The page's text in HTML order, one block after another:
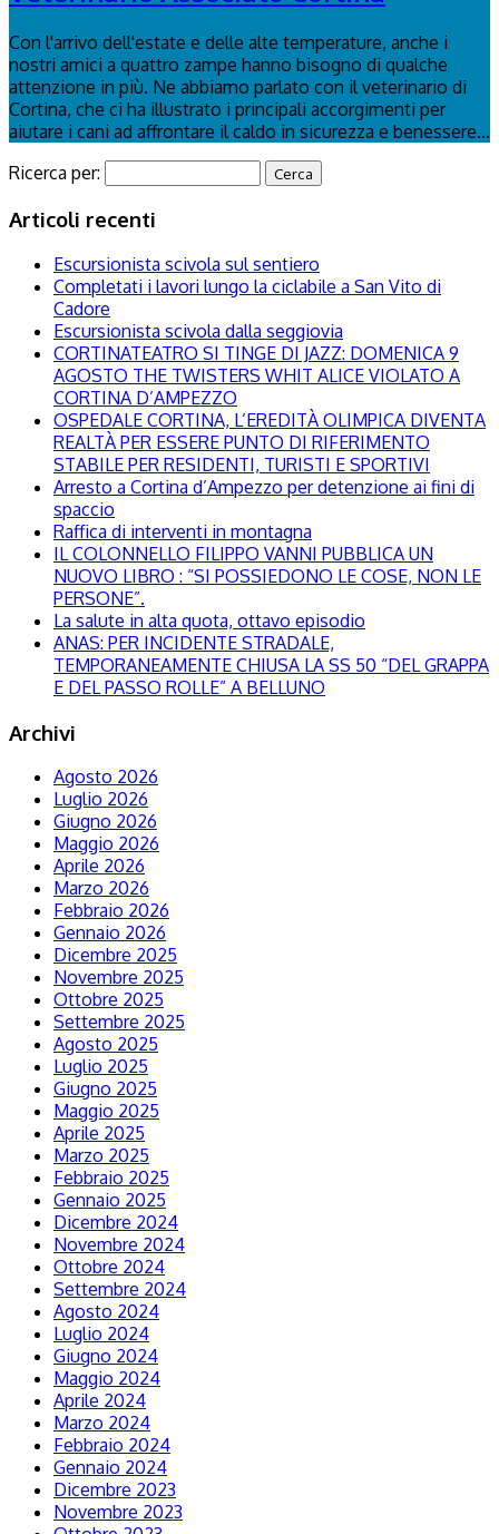
Con l'arrivo dell'estate e delle alte temperature, anche i
nostri amici a quattro zampe hanno bisogno di qualche
attenzione in più. Ne abbiamo parlato con il veterinario di
Cortina, che ci ha illustrato i principali accorgimenti per
aiutare i cani ad affrontare il caldo in sicurezza e benessere...
Ricerca per:
Articoli recenti
Escursionista scivola sul sentiero
Completati i lavori lungo la ciclabile a San Vito di
Cadore
Escursionista scivola dalla seggiovia
CORTINATEATRO SI TINGE DI JAZZ: DOMENICA 9
AGOSTO THE TWISTERS WHIT ALICE VIOLATO A
CORTINA D’AMPEZZO
OSPEDALE CORTINA, L’EREDITÀ OLIMPICA DIVENTA
REALTÀ PER ESSERE PUNTO DI RIFERIMENTO
STABILE PER RESIDENTI, TURISTI E SPORTIVI
Arresto a Cortina d’Ampezzo per detenzione ai fini di
spaccio
Raffica di interventi in montagna
IL COLONNELLO FILIPPO VANNI PUBBLICA UN
NUOVO LIBRO : “SI POSSIEDONO LE COSE, NON LE
PERSONE”.
La salute in alta quota, ottavo episodio
ANAS: PER INCIDENTE STRADALE,
TEMPORANEAMENTE CHIUSA LA SS 50 “DEL GRAPPA
E DEL PASSO ROLLE” A BELLUNO
Archivi
Agosto 2026
Luglio 2026
Giugno 2026
Maggio 2026
Aprile 2026
Marzo 2026
Febbraio 2026
Gennaio 2026
Dicembre 2025
Novembre 2025
Ottobre 2025
Settembre 2025
Agosto 2025
Luglio 2025
Giugno 2025
Maggio 2025
Aprile 2025
Marzo 2025
Febbraio 2025
Gennaio 2025
Dicembre 2024
Novembre 2024
Ottobre 2024
Settembre 2024
Agosto 2024
Luglio 2024
Giugno 2024
Maggio 2024
Aprile 2024
Marzo 2024
Febbraio 2024
Gennaio 2024
Dicembre 2023
Novembre 2023